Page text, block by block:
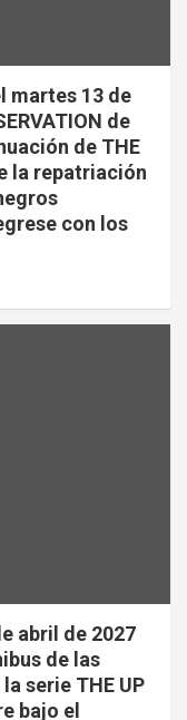
martes 13 de
de
de THE
la repatriación
con los
abril de 2027
de las
serie THE UP
bajo el